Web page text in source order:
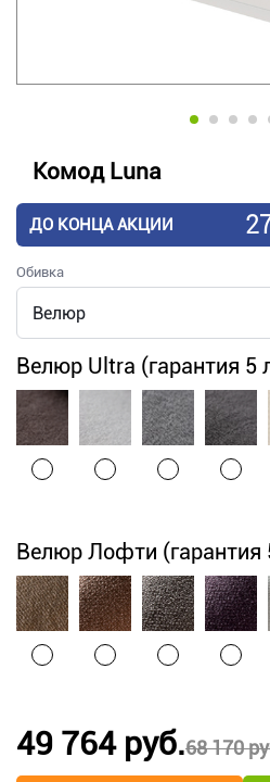
Комод Luna
ДО КОНЦА АКЦИИ
Обивка
Велюр Ultra (гарантия 5
Велюр Лофти (гарантия
68 170
49 764 руб.